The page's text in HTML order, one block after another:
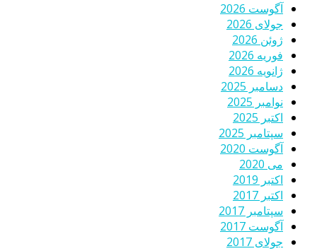
آگوست 2026
جولای 2026
ژوئن 2026
فوریه 2026
ژانویه 2026
دسامبر 2025
نوامبر 2025
اکتبر 2025
سپتامبر 2025
آگوست 2020
می 2020
اکتبر 2019
اکتبر 2017
سپتامبر 2017
آگوست 2017
جولای 2017